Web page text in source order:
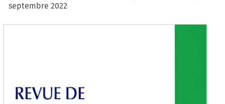
septembre 2022